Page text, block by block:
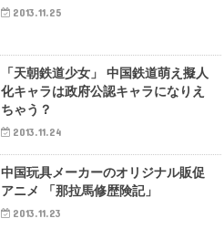
2013.11.25
「天朝鉄道少女」 中国鉄道萌え擬人
化キャラは政府公認キャラになりえ
ちゃう？
2013.11.24
中国玩具メーカーのオリジナル販促
アニメ 「那拉馬修歴険記」
2013.11.23